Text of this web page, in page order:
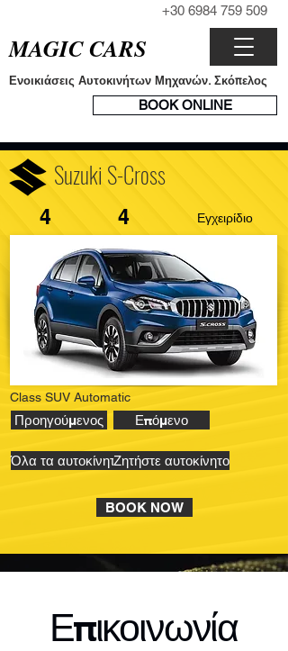
+30 6984 759 509
BOOK ONLINE
MAGIC CARS
Ενοικιάσεις Αυτοκινήτων Μηχανών. Σκόπελος
Suzuki S-Cross
4 4 Εγχειρίδιο
Class SUV Automatic
Προηγούμενος
Όλα τα αυτοκίνητα
Επόμενο
Ζητήστε αυτοκίνητο
BOOK NOW
Επικοινωνία